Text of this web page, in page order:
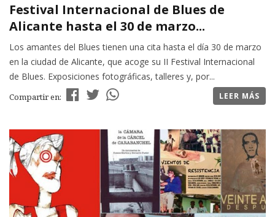
Festival Internacional de Blues de
Alicante hasta el 30 de marzo...
Los amantes del Blues tienen una cita hasta el día 30 de marzo
en la ciudad de Alicante, que acoge su II Festival Internacional
de Blues. Exposiciones fotográficas, talleres y, por...
Compartir en: LEER MÁS